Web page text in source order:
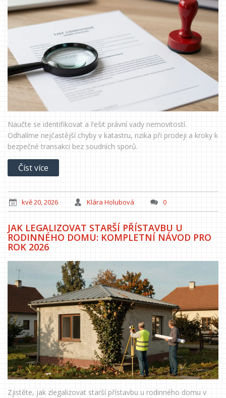
Naučte se identifikovat a řešit právní vady nemovitostí.
Odhalíme nejčastější chyby v katastru, rizika při prodeji a kroky k
bezpečné transakci bez soudních sporů.
Číst více
kvě 20, 2026 Klára Holubová 0
JAK LEGALIZOVAT STARŠÍ PŘÍSTAVBU U
RODINNÉHO DOMU: KOMPLETNÍ NÁVOD PRO
ROK 2026
Zjistěte, jak zlegalizovat starší přístavbu u rodinného domu v